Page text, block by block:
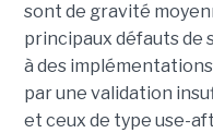
sont de gravité
principaux défauts
à des
par une validation
et ceux de type use-